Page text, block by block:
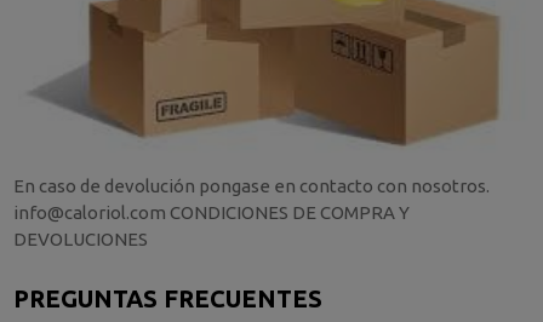
En caso de devolución pongase en contacto con nosotros.
info@caloriol.com CONDICIONES DE COMPRA Y
DEVOLUCIONES
PREGUNTAS FRECUENTES